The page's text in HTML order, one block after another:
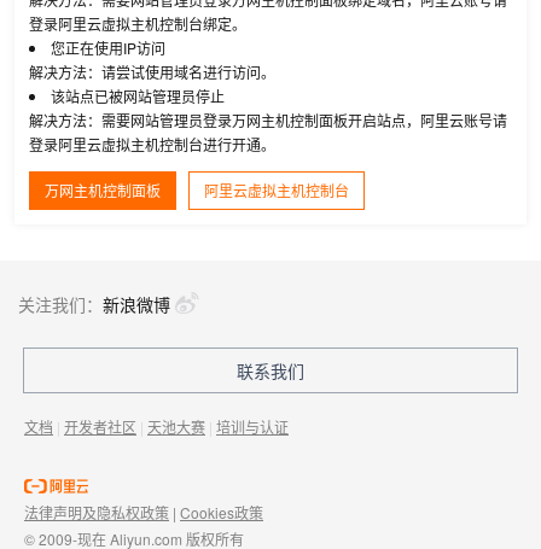
登录阿里云虚拟主机控制台绑定。
您正在使用IP访问
解决方法：请尝试使用域名进行访问。
该站点已被网站管理员停止
解决方法：需要网站管理员登录万网主机控制面板开启站点，阿里云账号请
登录阿里云虚拟主机控制台进行开通。
万网主机控制面板 阿里云虚拟主机控制台